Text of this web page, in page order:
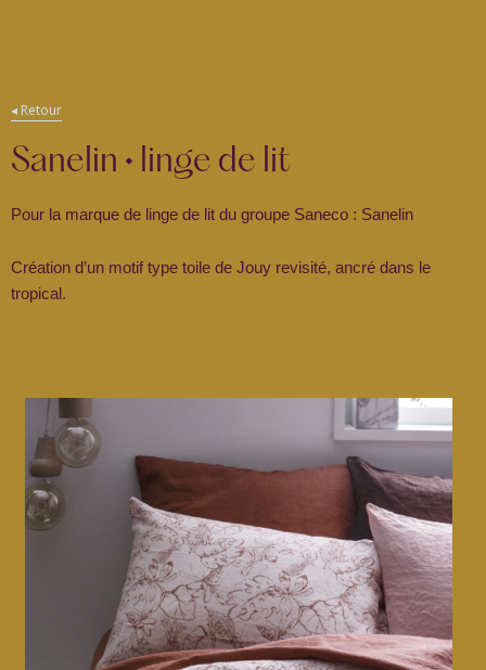
◂ Retour
Sanelin • linge de lit
Pour la marque de linge de lit du groupe Saneco : Sanelin
Création d’un motif type toile de Jouy revisité, ancré dans le
tropical.